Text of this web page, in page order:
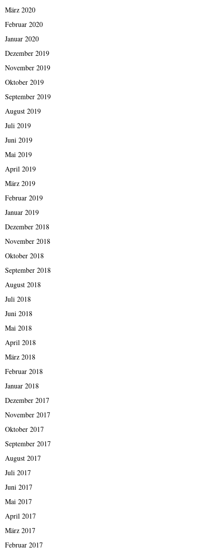
März 2020
Februar 2020
Januar 2020
Dezember 2019
November 2019
Oktober 2019
September 2019
August 2019
Juli 2019
Juni 2019
Mai 2019
April 2019
März 2019
Februar 2019
Januar 2019
Dezember 2018
November 2018
Oktober 2018
September 2018
August 2018
Juli 2018
Juni 2018
Mai 2018
April 2018
März 2018
Februar 2018
Januar 2018
Dezember 2017
November 2017
Oktober 2017
September 2017
August 2017
Juli 2017
Juni 2017
Mai 2017
April 2017
März 2017
Februar 2017